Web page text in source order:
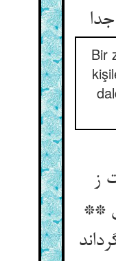
Bir
ز
**